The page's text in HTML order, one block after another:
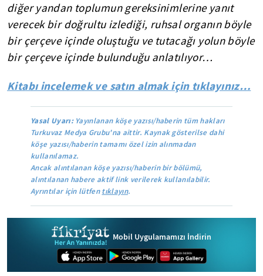
diğer yandan toplumun gereksinimlerine yanıt
verecek bir doğrultu izlediği, ruhsal organın böyle
bir çerçeve içinde oluştuğu ve tutacağı yolun böyle
bir çerçeve içinde bulunduğu anlatılıyor…
Kitabı incelemek ve satın almak için tıklayınız…
Yasal Uyarı:Yayınlanan köşe yazısı/haberin tüm hakları
Turkuvaz Medya Grubu'na aittir. Kaynak gösterilse dahi
köşe yazısı/haberin tamamı özel izin alınmadan
kullanılamaz.
Ancak alıntılanan köşe yazısı/haberin bir bölümü,
alıntılanan habere aktif link verilerek kullanılabilir.
Ayrıntılar için lütfentıklayın.
Mobil Uygulamamızı İndirin